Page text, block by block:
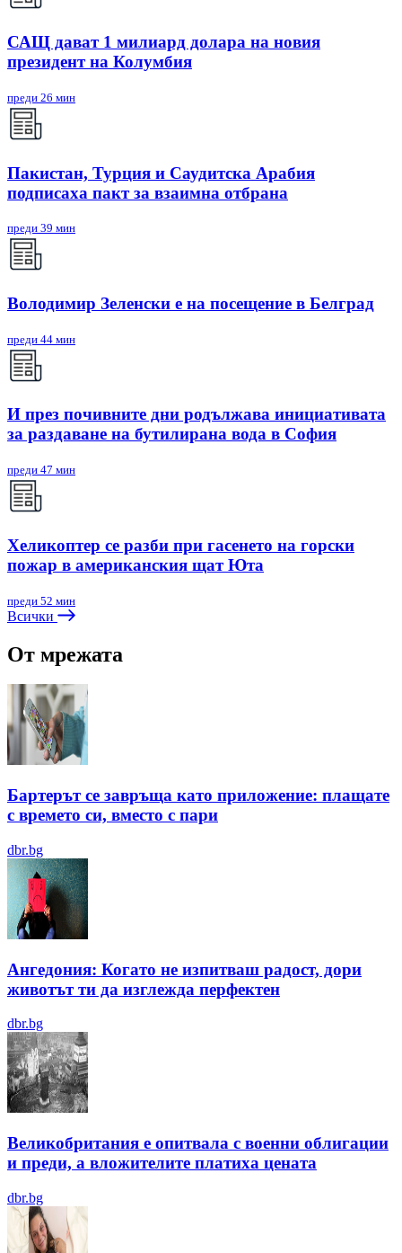
САЩ дават 1 милиард долара на новия
президент на Колумбия
преди 26 мин
Пакистан, Турция и Саудитска Арабия
подписаха пакт за взаимна отбрана
преди 39 мин
Володимир Зеленски е на посещение в Белград
преди 44 мин
И през почивните дни родължава инициативата
за раздаване на бутилирана вода в София
преди 47 мин
Хеликоптер се разби при гасенето на горски
пожар в американския щат Юта
преди 52 мин
Всички
От мрежата
Бартерът се завръща като приложение: плащате
с времето си, вместо с пари
dbr.bg
Ангедония: Когато не изпитваш радост, дори
животът ти да изглежда перфектен
dbr.bg
Великобритания е опитвала с военни облигации
и преди, а вложителите платиха цената
dbr.bg